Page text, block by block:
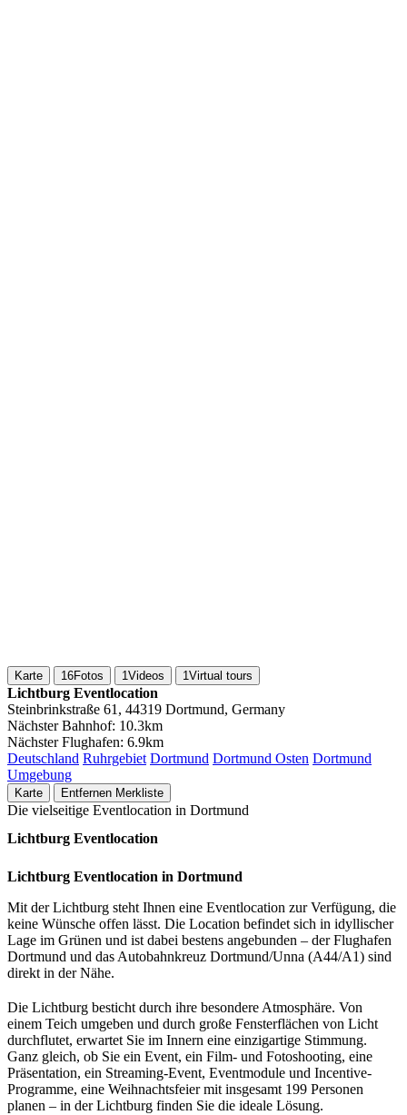
Karte 16Fotos 1Videos 1Virtual tours
Lichtburg Eventlocation
Steinbrinkstraße 61, 44319 Dortmund, Germany
Nächster Bahnhof: 10.3km
Nächster Flughafen: 6.9km
Deutschland Ruhrgebiet Dortmund Dortmund Osten Dortmund
Umgebung
Karte Entfernen Merkliste
Die vielseitige Eventlocation in Dortmund
Lichtburg Eventlocation
Lichtburg Eventlocation in Dortmund
Mit der Lichtburg steht Ihnen eine Eventlocation zur Verfügung, die
keine Wünsche offen lässt. Die Location befindet sich in idyllischer
Lage im Grünen und ist dabei bestens angebunden – der Flughafen
Dortmund und das Autobahnkreuz Dortmund/Unna (A44/A1) sind
direkt in der Nähe.
Die Lichtburg besticht durch ihre besondere Atmosphäre. Von
einem Teich umgeben und durch große Fensterflächen von Licht
durchflutet, erwartet Sie im Innern eine einzigartige Stimmung.
Ganz gleich, ob Sie ein Event, ein Film- und Fotoshooting, eine
Präsentation, ein Streaming-Event, Eventmodule und Incentive-
Programme, eine Weihnachtsfeier mit insgesamt 199 Personen
planen – in der Lichtburg finden Sie die ideale Lösung.